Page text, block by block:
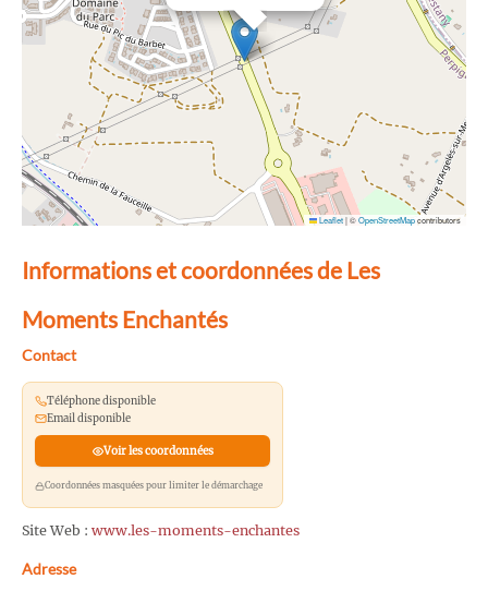
Leaflet|©OpenStreetMapcontributors
Informations et coordonnées de Les
Moments Enchantés
Contact
Téléphone disponible
Email disponible
Voir les coordonnées
Coordonnées masquées pour limiter le démarchage
Site Web : www.les-moments-enchantes
Adresse